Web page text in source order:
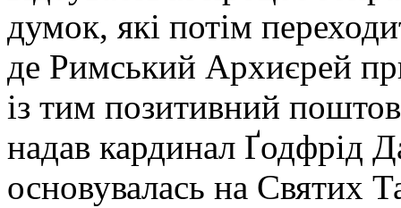
думок, які потім
де Римський Архиєрей
із тим позитивний
надав кардинал Ґодфрід
основувалась на Святих